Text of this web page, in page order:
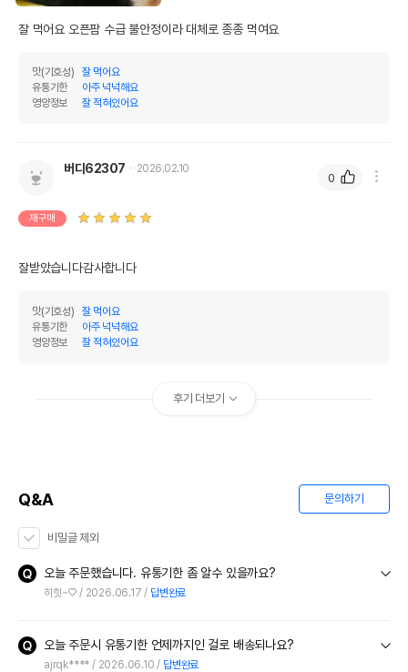
잘 먹어요 오픈팜 수급 불안정이라 대체로 종종 먹여요
맛(기호성)
잘 먹어요
유통기한
아주 넉넉해요
영양정보
잘 적혀있어요
버디62307 2026.02.10
재구매
잘받았습니다감사합니다
맛(기호성)
잘 먹어요
유통기한
아주 넉넉해요
영양정보
잘 적혀있어요
0
후기 더보기
Q&A 문의하기
비밀글 제외
오늘 주문했습니다. 유통기한 좀 알수 있을까요?
히힛~♡ 2026.06.17 답변완료
오늘 주문시 유통기한 언제까지인 걸로 배송되나요?
ajrqk**** 2026.06.10 답변완료